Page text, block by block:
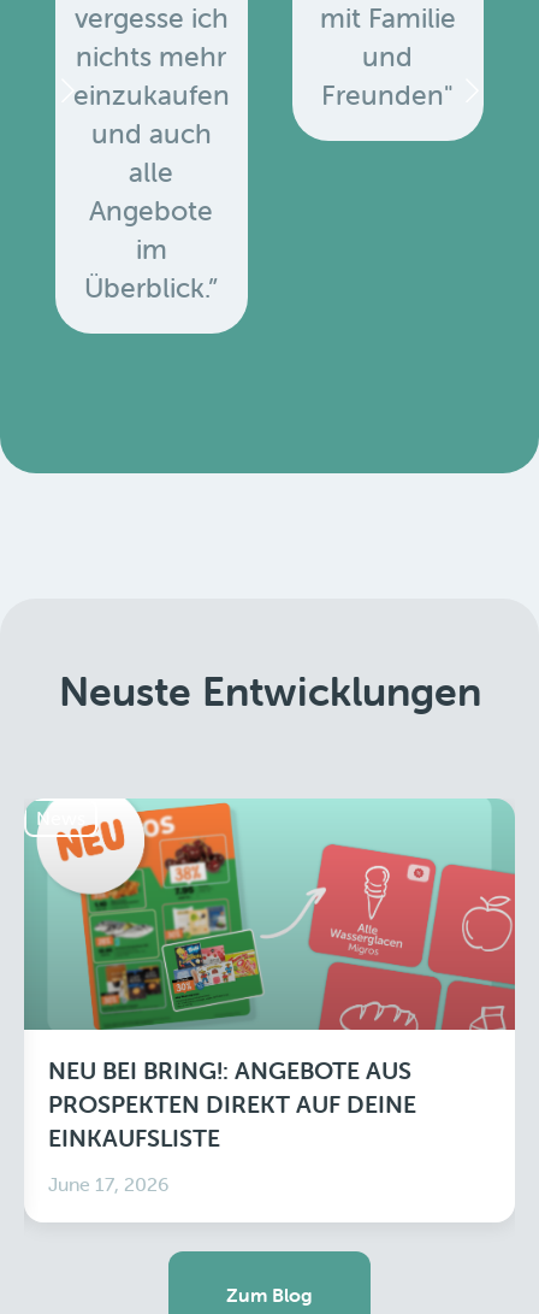
vergesse ich
nichts mehr
einzukaufen
und auch
alle
Angebote
im
Überblick.”
mit Familie
und
Freunden"
Neuste Entwicklungen
News
NEU BEI BRING!: ANGEBOTE AUS
PROSPEKTEN DIREKT AUF DEINE
EINKAUFSLISTE
June 17, 2026
Zum Blog